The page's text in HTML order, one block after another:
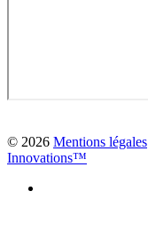
© 2026 Mentions légales
Innovations™